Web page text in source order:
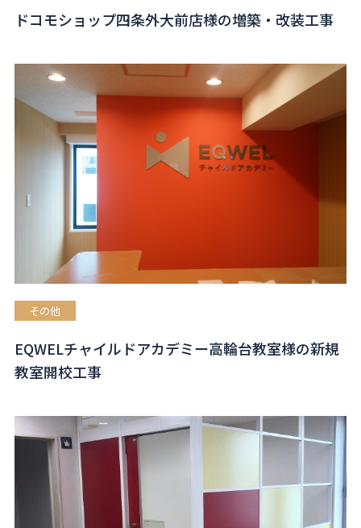
ドコモショップ四条外大前店様の増築・改装工事
その他
EQWELチャイルドアカデミー高輪台教室様の新規
教室開校工事